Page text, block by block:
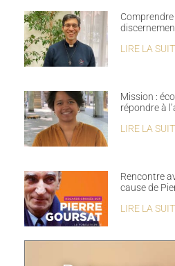
LIRE LA
Mission :
répondre à
LIRE LA
Rencontre
cause de
LIRE LA